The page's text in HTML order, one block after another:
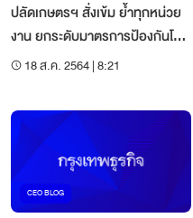
ปลัดเกษตรฯ สั่งเข้ม ย้ำทุกหน่วย
งาน ยกระดับมาตรการป้องกันโค
วิด-19 ตลอดสายการผลิต
18 ส.ค. 2564 | 8:21
CEO BLOG